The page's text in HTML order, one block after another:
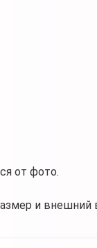
от фото.
и внешний